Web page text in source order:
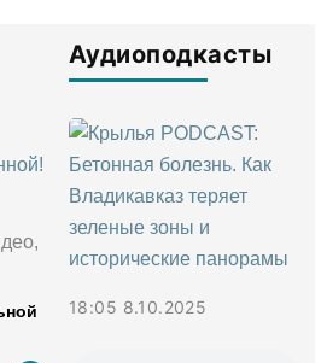
Аудиоподкасты
18:05 8.10.2025